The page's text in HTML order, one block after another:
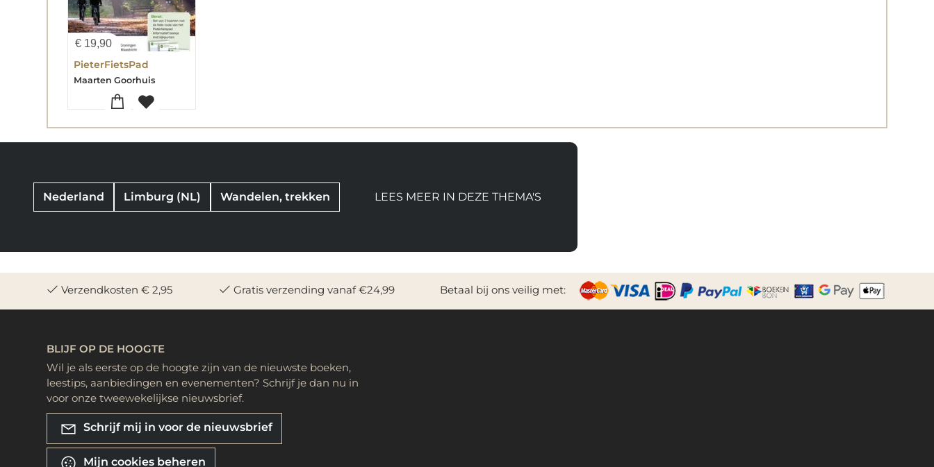
€ 19,90
PieterFietsPad
Maarten Goorhuis
Nederland Limburg (NL) Wandelen, trekken LEES MEER IN DEZE THEMA'S
Verzendkosten € 2,95 Gratis verzending vanaf €24,99 Betaal bij ons veilig met:
BLIJF OP DE HOOGTE
Wil je als eerste op de hoogte zijn van de nieuwste boeken,
leestips, aanbiedingen en evenementen? Schrijf je dan nu in
voor onze tweewekelijkse nieuwsbrief.
Schrijf mij in voor de nieuwsbrief
Mijn cookies beheren